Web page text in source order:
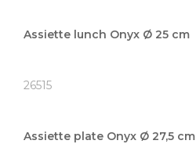
du
Assiette lunch Onyx Ø 25 cm
26515
Assiette plate Onyx Ø 27,5 cm